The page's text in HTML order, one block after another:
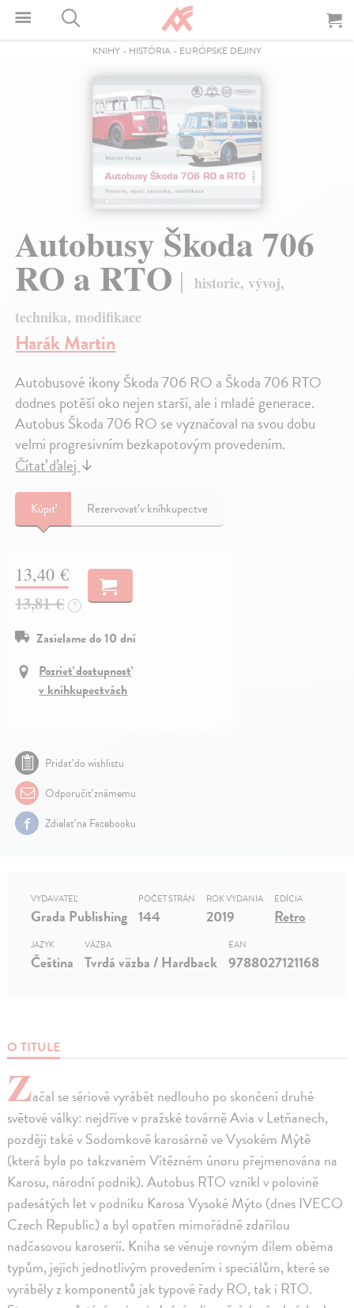
KNIHY - HISTÓRIA - EURÓPSKE DEJINY
Autobusy Škoda 706
RO a RTO
historie, vývoj,
technika, modifikace
Harák Martin
Autobusové ikony Škoda 706 RO a Škoda 706 RTO
dodnes potěší oko nejen starší, ale i mladé generace.
Autobus Škoda 706 RO se vyznačoval na svou dobu
velmi progresivním bezkapotovým provedením.
Čítať ďalej ↓
Kúpiť Rezervovať v kníhkupectve
13,40 €
13,81 € ?
Zasielame do 10 dní
Pozrieť dostupnosť
v kníhkupectvách
Pridať do wishlistu
Odporučiť známemu
Zdielať na Facebooku
O TITULE
Začal se sériově vyrábět nedlouho po skončení druhé
světové války: nejdříve v pražské továrně Avia v Letňanech,
později také v Sodomkově karosárně ve Vysokém Mýtě
(která byla po takzvaném Vítězném únoru přejmenována na
Karosu, národní podnik). Autobus RTO vznikl v polovině
padesátých let v podniku Karosa Vysoké Mýto (dnes IVECO
Czech Republic) a byl opatřen mimořádně zdařilou
nadčasovou karoserií. Kniha se věnuje rovným dílem oběma
typům, jejich jednotlivým provedením i speciálům, které se
vyráběly z komponentů jak typové řady RO, tak i RTO.
VYDAVATEĽ
Grada Publishing
POČET STRÁN
144
ROK VYDANIA
2019
EDÍCIA
Retro
JAZYK
Čeština
VÄZBA
Tvrdá väzba / Hardback
EAN
9788027121168